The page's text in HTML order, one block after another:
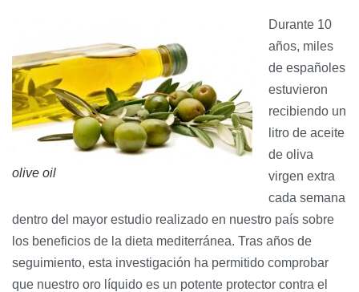
olive oil
Durante 10
años, miles
de españoles
estuvieron
recibiendo un
litro de aceite
de oliva
virgen extra
cada semana
dentro del mayor estudio realizado en nuestro país sobre
los beneficios de la dieta mediterránea. Tras años de
seguimiento, esta investigación ha permitido comprobar
que nuestro oro líquido es un potente protector contra el